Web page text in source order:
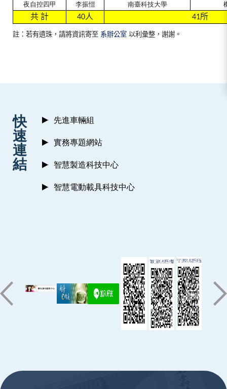
夜自控四甲
李振愷 南臺科技大學
共 計 40人 41所
註 ：若有遺珠，請將資訊寄至 系辦公室 以利彙整 ，謝謝。
快
速
連
結
先進車輛組
實務專題網站
智慧製造科技中心
智慧電動載具科技中心